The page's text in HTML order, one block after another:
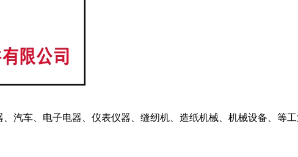
汽车、电子电器、仪表仪器、缝纫机、造纸机械、机械设备、等